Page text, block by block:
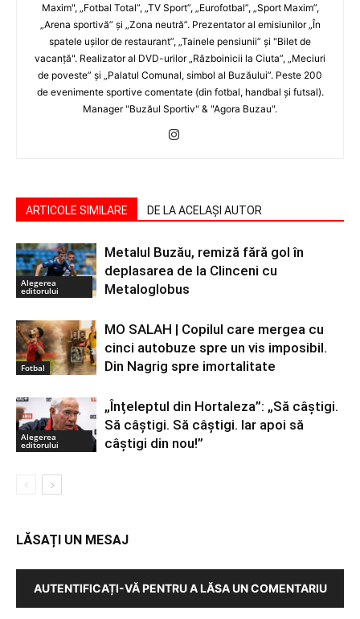
Maxim", „Fotbal Total”, „TV Sport”, „Eurofotbal”, „Sport Maxim”,
„Arena sportivă” şi „Zona neutră”. Prezentator al emisiunilor „În
spatele uşilor de restaurant”, „Tainele pensiunii” şi "Bilet de
vacanţă". Realizator al DVD-urilor „Războinicii la Ciuta”, „Meciuri
de poveste” şi „Palatul Comunal, simbol al Buzăului”. Peste 200
de evenimente sportive comentate (din fotbal, handbal şi futsal).
Manager "Buzăul Sportiv" & "Agora Buzau".
ARTICOLE SIMILARE DE LA ACELAȘI AUTOR
Alegerea
editorului
Metalul Buzău, remiză fără gol în
deplasarea de la Clinceni cu
Metaloglobus
Fotbal
MO SALAH | Copilul care mergea cu
cinci autobuze spre un vis imposibil.
Din Nagrig spre imortalitate
Alegerea
editorului
„Înțeleptul din Hortaleza”: „Să câștigi.
Să câștigi. Să câștigi. Iar apoi să
câștigi din nou!”
LĂSAȚI UN MESAJ
AUTENTIFICAȚI-VĂ PENTRU A LĂSA UN COMENTARIU